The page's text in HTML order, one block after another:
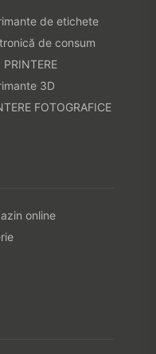
de etichete
de consum
3D
FOTOGRAFICE
online